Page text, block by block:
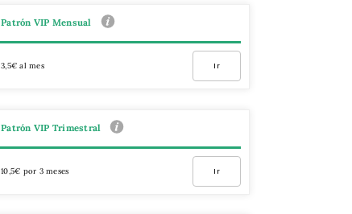
Patrón VIP Mensual
3,5€ al mes Ir
Patrón VIP Trimestral
10,5€ por 3 meses Ir